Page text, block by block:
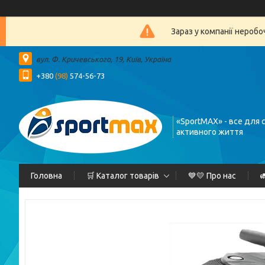
Зараз у компанії
вул. Ф. Кричевського, 19, Київ, Україна
+380 (98) 574-56-73
«SportMAX» - все для
активного життя
Головна 🛒 Каталог товарів 💙💛 Про нас